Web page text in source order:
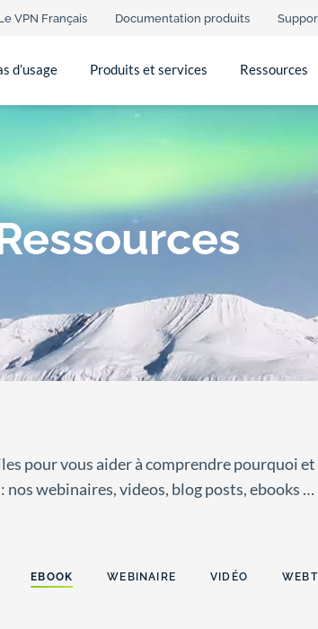
VPN Français Documentation produits
d’usage Produits et services Ressources
pour vous aider à comprendre pourquoi
nos webinaires, videos, blog posts, ebooks …
EBOOK WEBINAIRE VIDÉO